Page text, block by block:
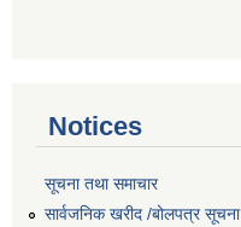
Notices
सूचना तथा समाचार
सार्वजनिक खरीद /बोलपत्र सूचना